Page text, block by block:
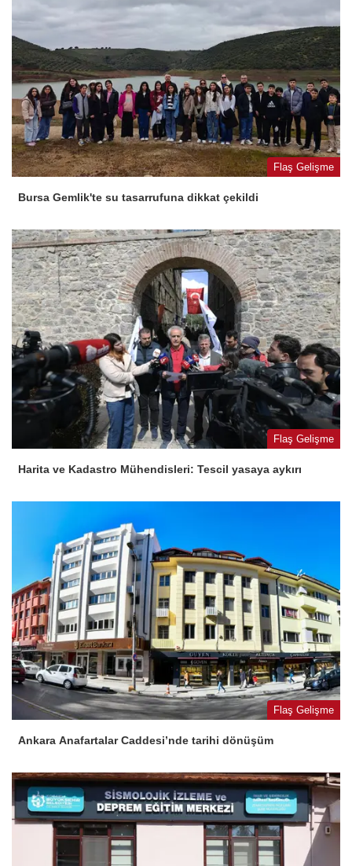
Flaş Gelişme
Bursa Gemlik'te su tasarrufuna dikkat çekildi
Flaş Gelişme
Harita ve Kadastro Mühendisleri: Tescil yasaya aykırı
Flaş Gelişme
Ankara Anafartalar Caddesi’nde tarihi dönüşüm